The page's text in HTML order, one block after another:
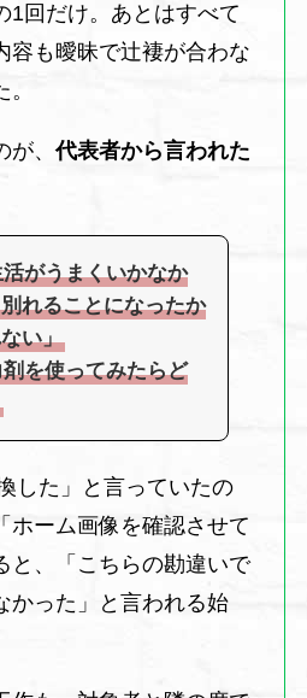
1回だけ。あとはすべて
容も曖昧で辻褄が合わな
が、代表者から言われた
がうまくいかなか
れることになったか
い」
を使ってみたらど
した」と言っていたの
ホーム画像を確認させて
と、「こちらの勘違いで
かった」と言われる始